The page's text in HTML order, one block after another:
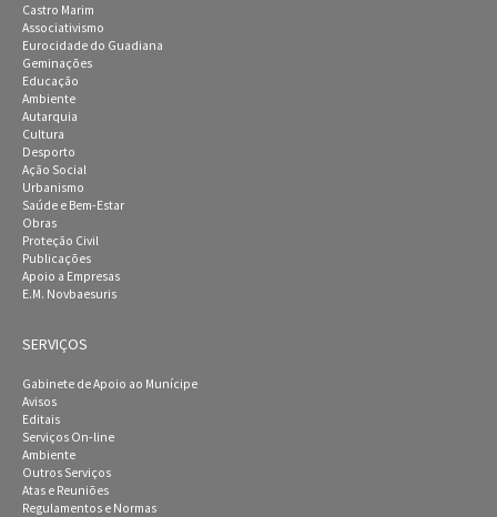
Castro Marim
Associativismo
Eurocidade do Guadiana
Geminações
Educação
Ambiente
Autarquia
Cultura
Desporto
Ação Social
Urbanismo
Saúde e Bem-Estar
Obras
Proteção Civil
Publicações
Apoio a Empresas
E.M. Novbaesuris
SERVIÇOS
Gabinete de Apoio ao Munícipe
Avisos
Editais
Serviços On-line
Ambiente
Outros Serviços
Atas e Reuniões
Regulamentos e Normas